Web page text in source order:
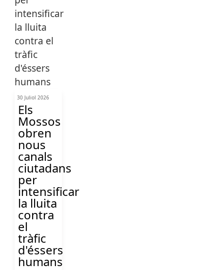
30 Juliol 2026
Els
Mossos
obren
nous
canals
ciutadans
per
intensificar
la lluita
contra
el
tràfic
d'éssers
humans